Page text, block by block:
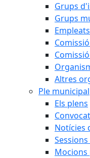
Grups
Grups
Altres
Ple municipal
Els plens
Notícies
Mocions